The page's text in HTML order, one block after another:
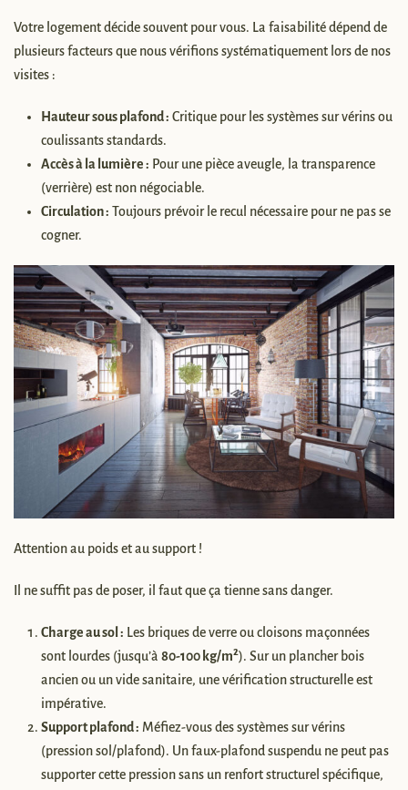
Votre logement décide souvent pour vous. La faisabilité dépend de
plusieurs facteurs que nous vérifions systématiquement lors de nos
visites :
Hauteur sous plafond : Critique pour les systèmes sur vérins ou
coulissants standards.
Accès à la lumière : Pour une pièce aveugle, la transparence
(verrière) est non négociable.
Circulation : Toujours prévoir le recul nécessaire pour ne pas se
cogner.
Attention au poids et au support !
Il ne suffit pas de poser, il faut que ça tienne sans danger.
Charge au sol : Les briques de verre ou cloisons maçonnées
sont lourdes (jusqu’à 80-100 kg/m²). Sur un plancher bois
ancien ou un vide sanitaire, une vérification structurelle est
impérative.
Support plafond : Méfiez-vous des systèmes sur vérins
(pression sol/plafond). Un faux-plafond suspendu ne peut pas
supporter cette pression sans un renfort structurel spécifique,